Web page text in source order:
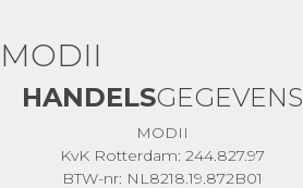
MODII
HANDELSGEGEVENS
MODII
KvK Rotterdam: 244.827.97
BTW-nr: NL8218.19.872B01